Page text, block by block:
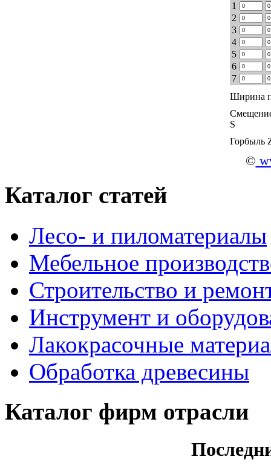
1
2
3
4
5
6
7
Ширина
S
Горбыль
©
Каталог статей
Лесо- и пиломатериалы
Мебельное
Строительство и
Инструмент и
Лакокрасочные
Обработка древесины
Каталог фирм отрасли